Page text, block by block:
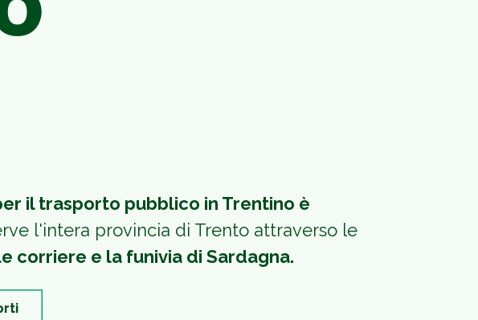
il trasporto pubblico in Trentino è
l'intera provincia di Trento attraverso le
corriere e la funivia di Sardagna.